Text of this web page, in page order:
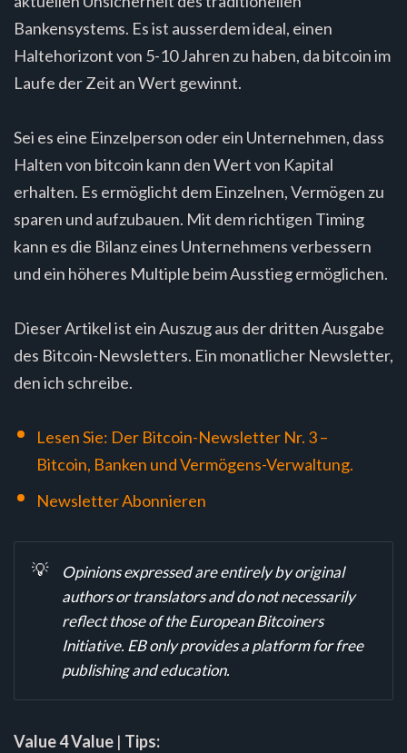
Bankensystems. Es ist ausserdem ideal, einen
Haltehorizont von 5-10 Jahren zu haben, da bitcoin im
Laufe der Zeit an Wert gewinnt.
Sei es eine Einzelperson oder ein Unternehmen, dass
Halten von bitcoin kann den Wert von Kapital
erhalten. Es ermöglicht dem Einzelnen, Vermögen zu
sparen und aufzubauen. Mit dem richtigen Timing
kann es die Bilanz eines Unternehmens verbessern
und ein höheres Multiple beim Ausstieg ermöglichen.
Dieser Artikel ist ein Auszug aus der dritten Ausgabe
des Bitcoin-Newsletters. Ein monatlicher Newsletter,
den ich schreibe.
Lesen Sie: Der Bitcoin-Newsletter Nr. 3 –
Bitcoin, Banken und Vermögens-Verwaltung.
Newsletter Abonnieren
💡
Opinions expressed are entirely by original
authors or translators and do not necessarily
reflect those of the European Bitcoiners
Initiative. EB only provides a platform for free
publishing and education.
Value 4 Value | Tips: